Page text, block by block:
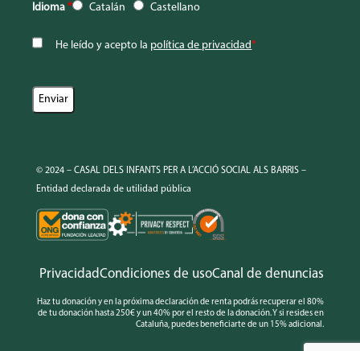
Idioma * Catalán Castellano
He leído y acepto la política de privacidad*
© 2024 – CASAL DELS INFANTS PER A L’ACCIÓ SOCIAL ALS BARRIS –
Entidad declarada de utilidad pública
PrivacidadCondiciones de usoCanal de denuncias
Haz tu donación y en la próxima declaración de renta podrás recuperar el 80%
de tu donación hasta 250€ y un 40% por el resto de la donación. Y si resides en
Cataluña, puedes beneficiarte de un 15% adicional.